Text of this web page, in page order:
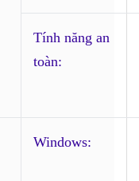
Tính năng an
toàn:
Windows: